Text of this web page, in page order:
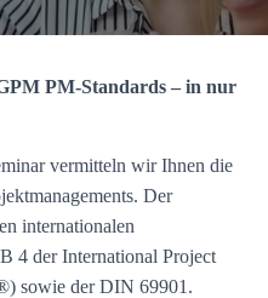
A
E
PM-Standards – in nur
vermitteln wir Ihnen die
Der
internationalen
4 der International Project
sowie der DIN 69901.